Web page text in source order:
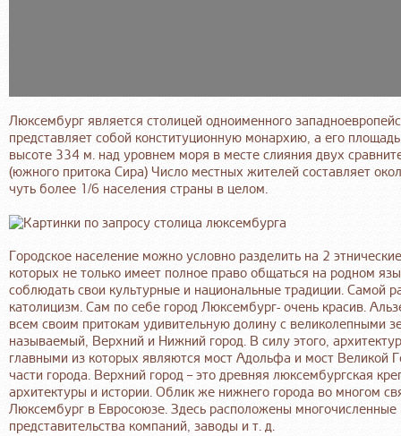
Люксембург является столицей одноименного
представляет собой конституционную монархию, а его
высоте 334 м. над уровнем моря в месте слияния двух
(южного притока Сира) Число местных жителей составляет
чуть более 1/6 населения страны в целом.
Городское население можно условно разделить на 2
которых не только имеет полное право общаться на родном
соблюдать свои культурные и национальные традиции. Самой
католицизм. Сам по себе город Люксембург- очень красив.
всем своим притокам удивительную долину с великолепными
называемый, Верхний и Нижний город. В силу этого,
главными из которых являются мост Адольфа и мост Великой
части города. Верхний город – это древняя люксембургская
архитектуры и истории. Облик же нижнего города во многом
Люксембург в Евросоюзе. Здесь расположены
представительства компаний, заводы и т. д.